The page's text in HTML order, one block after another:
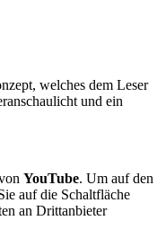
welches dem Leser
und ein
YouTube. Um auf den
auf die Schaltfläche
an Drittanbieter